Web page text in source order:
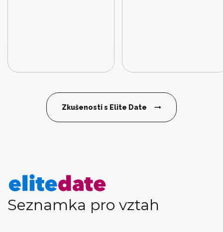
Zkušenosti s Elite Date
Seznamka pro vztah